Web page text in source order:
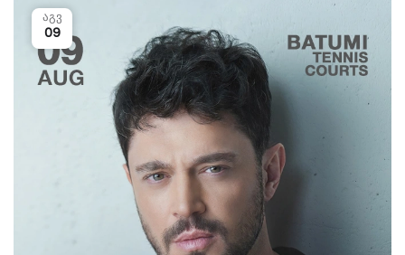
აგვ
09